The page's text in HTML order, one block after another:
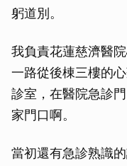
躬道別。
我負責花蓮慈濟醫
一路從後棟三樓的
診室，在醫院急診
家門口啊。
當初還有急診熟識